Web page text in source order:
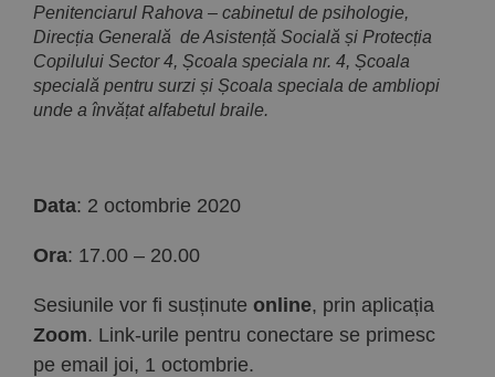
Penitenciarul Rahova – cabinetul de psihologie,
Direcția Generală de Asistență Socială și Protecția
Copilului Sector 4, Școala speciala nr. 4, Școala
specială pentru surzi și Școala speciala de ambliopi
unde a învățat alfabetul braile.
Data: 2 octombrie 2020
Ora: 17.00 – 20.00
Sesiunile vor fi susținute online, prin aplicația
Zoom. Link-urile pentru conectare se primesc
pe email joi, 1 octombrie.